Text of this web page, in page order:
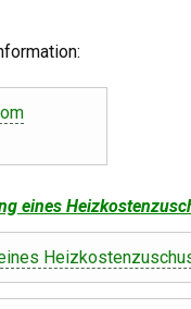
eines